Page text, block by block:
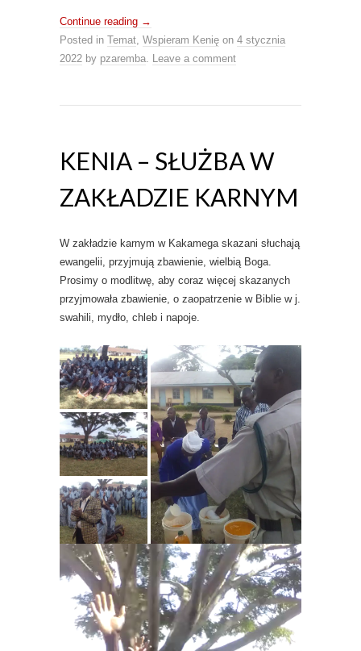
Continue reading →
Posted in Temat Wspieram Kenię on 4 stycznia
2022 by pzaremba Leave a comment
KENIA – SŁUŻBA W
ZAKŁADZIE KARNYM
W zakładzie karnym w Kakamega skazani słuchają
ewangelii, przyjmują zbawienie, wielbią Boga.
Prosimy o modlitwę, aby coraz więcej skazanych
przyjmowała zbawienie, o zaopatrzenie w Biblie w j.
swahili, mydło, chleb i napoje.